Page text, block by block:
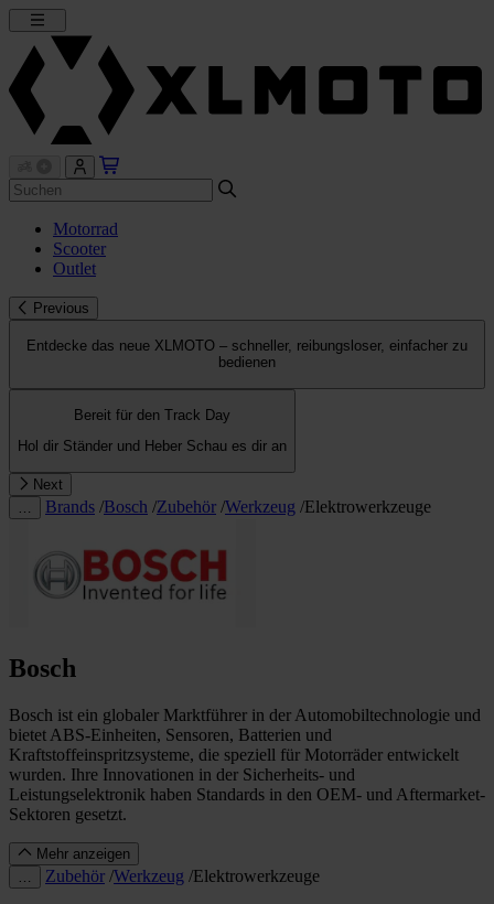
Motorrad
Scooter
Outlet
Previous
Entdecke das neue XLMOTO – schneller, reibungsloser, einfacher zu
bedienen
Bereit für den Track Day
Hol dir Ständer und Heber Schau es dir an
Next
Brands /Bosch /Zubehör /Werkzeug /Elektrowerkzeuge
Bosch
Bosch ist ein globaler Marktführer in der Automobiltechnologie und
bietet ABS-Einheiten, Sensoren, Batterien und
Kraftstoffeinspritzsysteme, die speziell für Motorräder entwickelt
wurden. Ihre Innovationen in der Sicherheits- und
Leistungselektronik haben Standards in den OEM- und Aftermarket-
Sektoren gesetzt.
Mehr anzeigen
Zubehör /Werkzeug /Elektrowerkzeuge